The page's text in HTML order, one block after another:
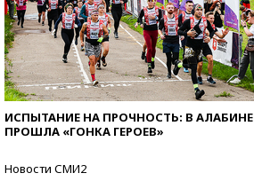
ИСПЫТАНИЕ НА ПРОЧНОСТЬ: В АЛАБИНЕ
ПРОШЛА «ГОНКА ГЕРОЕВ»
Новости СМИ2